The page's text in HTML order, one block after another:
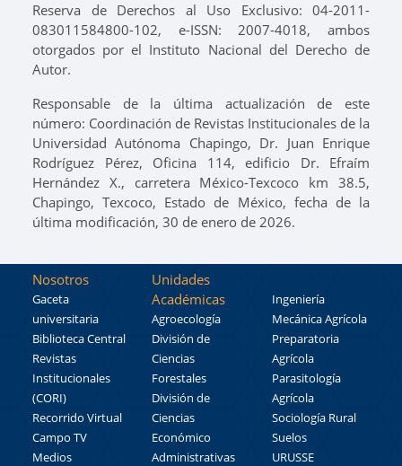
Reserva de Derechos al Uso Exclusivo: 04-2011-
083011584800-102, e-ISSN: 2007-4018, ambos
otorgados por el Instituto Nacional del Derecho de
Autor.
Responsable de la última actualización de este
número: Coordinación de Revistas Institucionales de la
Universidad Autónoma Chapingo, Dr. Juan Enrique
Rodríguez Pérez, Oficina 114, edificio Dr. Efraím
Hernández X., carretera México-Texcoco km 38.5,
Chapingo, Texcoco, Estado de México, fecha de la
última modificación, 30 de enero de 2026.
Nosotros
Gaceta
universitaria
Biblioteca Central
Revistas
Institucionales
(CORI)
Recorrido Virtual
Campo TV
Medios
Unidades
Académicas
Agroecología
División de
Ciencias
Forestales
División de
Ciencias
Económico
Administrativas
Ingeniería
Mecánica Agrícola
Preparatoria
Agrícola
Parasitología
Agrícola
Sociología Rural
Suelos
URUSSE